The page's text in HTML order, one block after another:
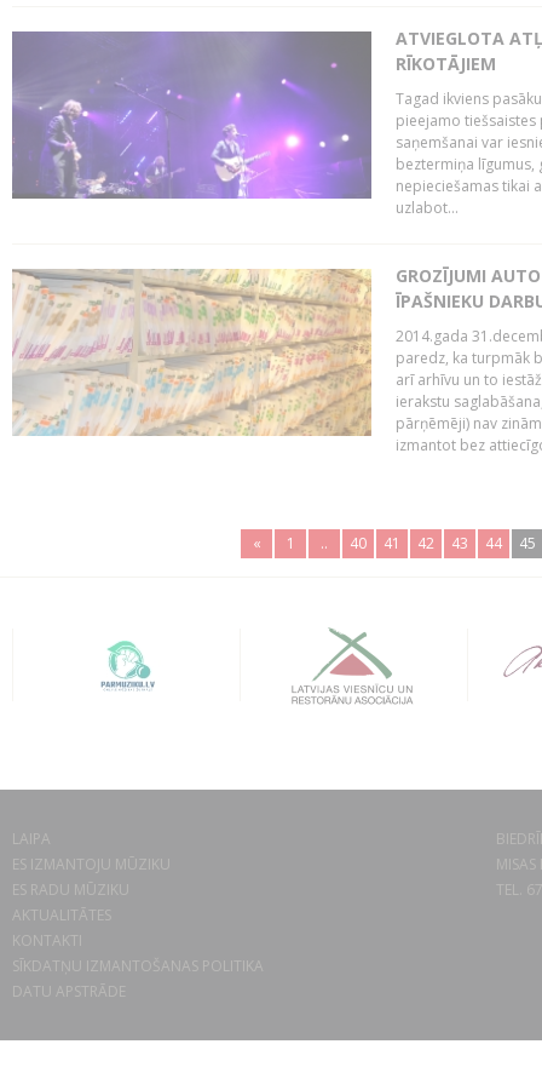
ATVIEGLOTA
RĪKOTĀJIEM
Tagad ikviens
pieejamo tiešsaistes
saņemšanai var
beztermiņa līgumus,
nepieciešamas tikai
uzlabot...
GROZĪJUMI
ĪPAŠNIEKU
2014.gada
paredz, ka turpmāk
arī arhīvu un to
ierakstu
pārņēmēji) nav
izmantot bez
« 1 .. 40 41 42 43 44 45
LAIPA
ES IZMANTOJU MŪZIKU
ES RADU MŪZIKU
AKTUALITĀTES
KONTAKTI
SĪKDATŅU IZMANTOŠANAS POLITIKA
DATU APSTRĀDE
TEL.